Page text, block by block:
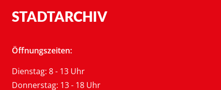
STADTARCHIV
Öffnungszeiten:
Dienstag: 8 - 13 Uhr
Donnerstag: 13 - 18 Uhr